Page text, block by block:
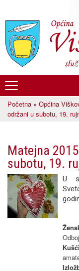
Općina
Viškovo
Vi ste ovdje
Početna » Općina
održani u subotu, 19.
Matejna
subotu, 19.
U